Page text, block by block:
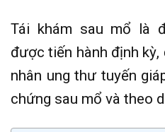
Tái khám sau mổ là
được tiến hành định
nhân ung thư tuyến
chứng sau mổ và theo